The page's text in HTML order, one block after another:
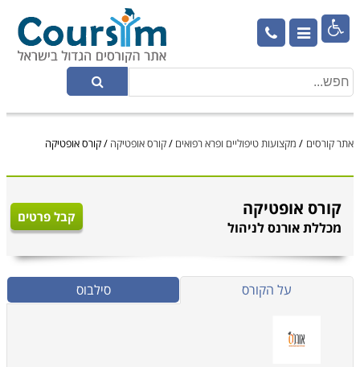

אתר קורסים / מקצועות טיפוליים ופרא רפואים /קורס אופטיקה /קורס אופטיקה
קורס אופטיקה
מכללת אורנס לניהול
קבל פרטים
על הקורס סילבוס